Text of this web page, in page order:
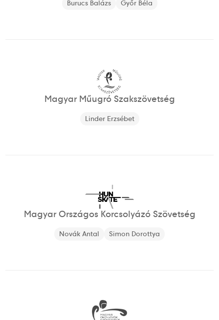
Burucs Balázs Győr Béla
Magyar Műugró Szakszövetség
Linder Erzsébet
Magyar Országos Korcsolyázó Szövetség
Novák Antal Simon Dorottya